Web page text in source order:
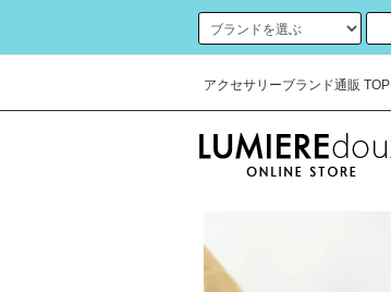
アクセサリーブランド通販 TOP